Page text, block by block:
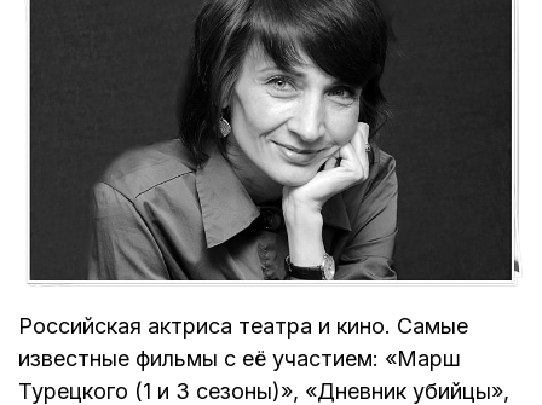
Российская актриса театра и кино. Самые
известные фильмы с её участием: «Марш
Турецкого (1 и 3 сезоны)», «Дневник убийцы»,